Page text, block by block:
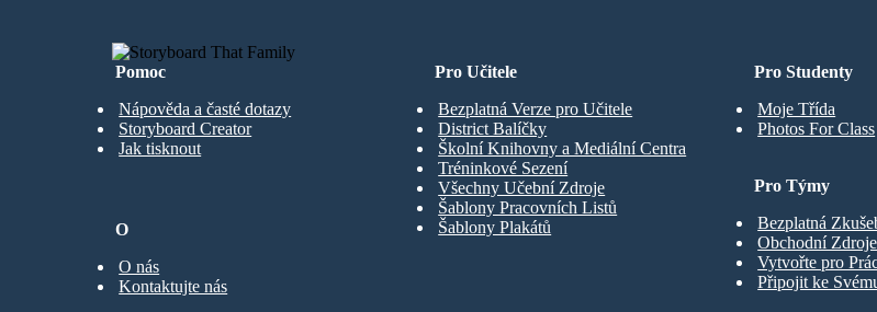
Pomoc
Nápověda a časté dotazy
Storyboard Creator
Jak tisknout
Pro Studenty
Moje Třída
Photos For Class
Pro Učitele
Bezplatná Verze pro Učitele
District Balíčky
Školní Knihovny a Mediální Centra
Tréninkové Sezení
Všechny Učební Zdroje
Šablony Pracovních Listů
Šablony Plakátů
Pro Týmy
Bezplatná
Obchodní Zdroje
Vytvořte pro
Připojit ke
O
O nás
Kontaktujte nás